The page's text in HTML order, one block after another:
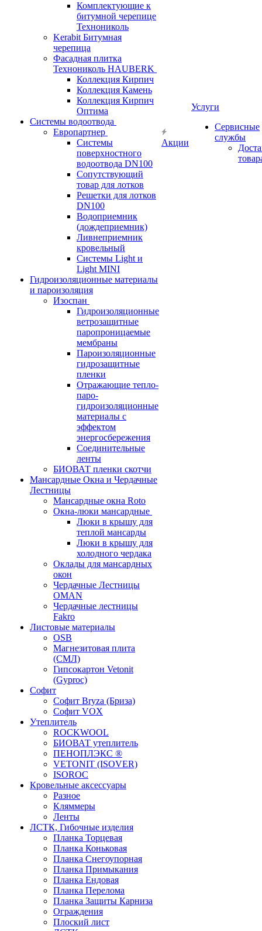
Комплектующие к
битумной черепице
Технониколь
Kerabit Битумная
черепица
Фасадная плитка
Технониколь HAUBERK
Кол​лекция Кирпич
Кол​лекция Камень
Коллекция Кирпич
Оптима
Системы водоотвода
Европартнер
Системы
поверхностного
водоотвода DN100
Сопутствующий
товар для лотков
Решетки для лотков
DN100
Водоприемник
(дождеприемник)
Ливнеприемник
кровельный
Системы Light и
Light MINI
Гидроизоляционные материалы
и пароизоляция
Изоспан
Гидроизоляционные
ветрозащитные
паропроницаемые
мембраны
Пароизоляционные
гидрозащитные
пленки
Отражающие тепло-
паро-
гидроизоляционные
материалы с
эффектом
энергосбережения
Соединительные
ленты
БИОВАТ пленки скотчи
Мансардные Окна и Чердачные
Лестницы
Мансардные окна Roto
Окна-люки мансардные
Люки в крышу для
теплой мансарды
Люки в крышу для
холодного чердака
Оклады для мансардных
окон
Чердачные Лестницы
OMAN
Чердачные лестницы
Fakro
Листовые материалы
OSB
Магнезитовая плита
(СМЛ)
Гипсокартон Vetonit
(Gyproc)
Софит
Софит Bryza (Бриза)
Софит VOX
Утеплитель
ROCKWOOL
БИОВАТ утеплитель
ПЕНОПЛЭКС ®
VETONIT (ISOVER)
ISOROC
Кровельные аксессуары
Разное
Кляммеры
Ленты
ЛСТК, Гибочные изделия
Планка Торцевая
Планка Коньковая
Планка Снегоупорная
Планка Примыкания
Планка Ендовая
Планка Перелома
Планка Защиты Карниза
Ограждения
Плоский лист
Акции
Услуги
Сервисные
службы